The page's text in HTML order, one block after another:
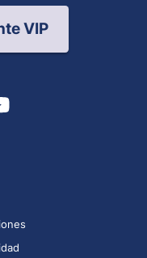
VIP